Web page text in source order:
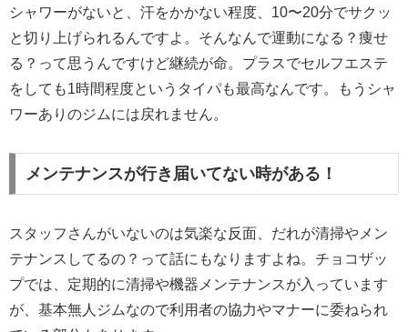
シャワーがないと、汗をかかない程度、10〜20分でサクッ
と切り上げられるんですよ。そんなんで運動になる？痩せ
る？って思うんですけど継続が命。プラスでセルフエステ
をしても1時間程度というタイパも最高なんです。もうシャ
ワーありのジムには戻れません。
メンテナンスが行き届いてない時がある！
スタッフさんがいないのは気楽な反面、だれが清掃やメン
テナンスしてるの？って話にもなりますよね。チョコザッ
プでは、定期的に清掃や機器メンテナンスが入っています
が、基本無人ジムなので利用者の協力やマナーに委ねられ